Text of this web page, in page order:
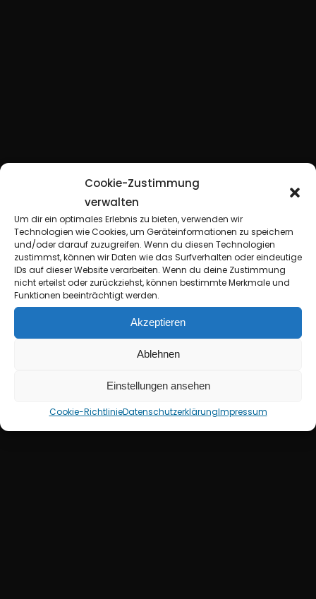
Cookie-Zustimmung
verwalten
Um dir ein optimales Erlebnis zu bieten, verwenden wir
Technologien wie Cookies, um Geräteinformationen zu speichern
und/oder darauf zuzugreifen. Wenn du diesen Technologien
zustimmst, können wir Daten wie das Surfverhalten oder eindeutige
IDs auf dieser Website verarbeiten. Wenn du deine Zustimmung
nicht erteilst oder zurückziehst, können bestimmte Merkmale und
Funktionen beeinträchtigt werden.
Akzeptieren
Ablehnen
Einstellungen ansehen
Cookie-RichtlinieDatenschutzerklärungImpressum
TYNA+Support: